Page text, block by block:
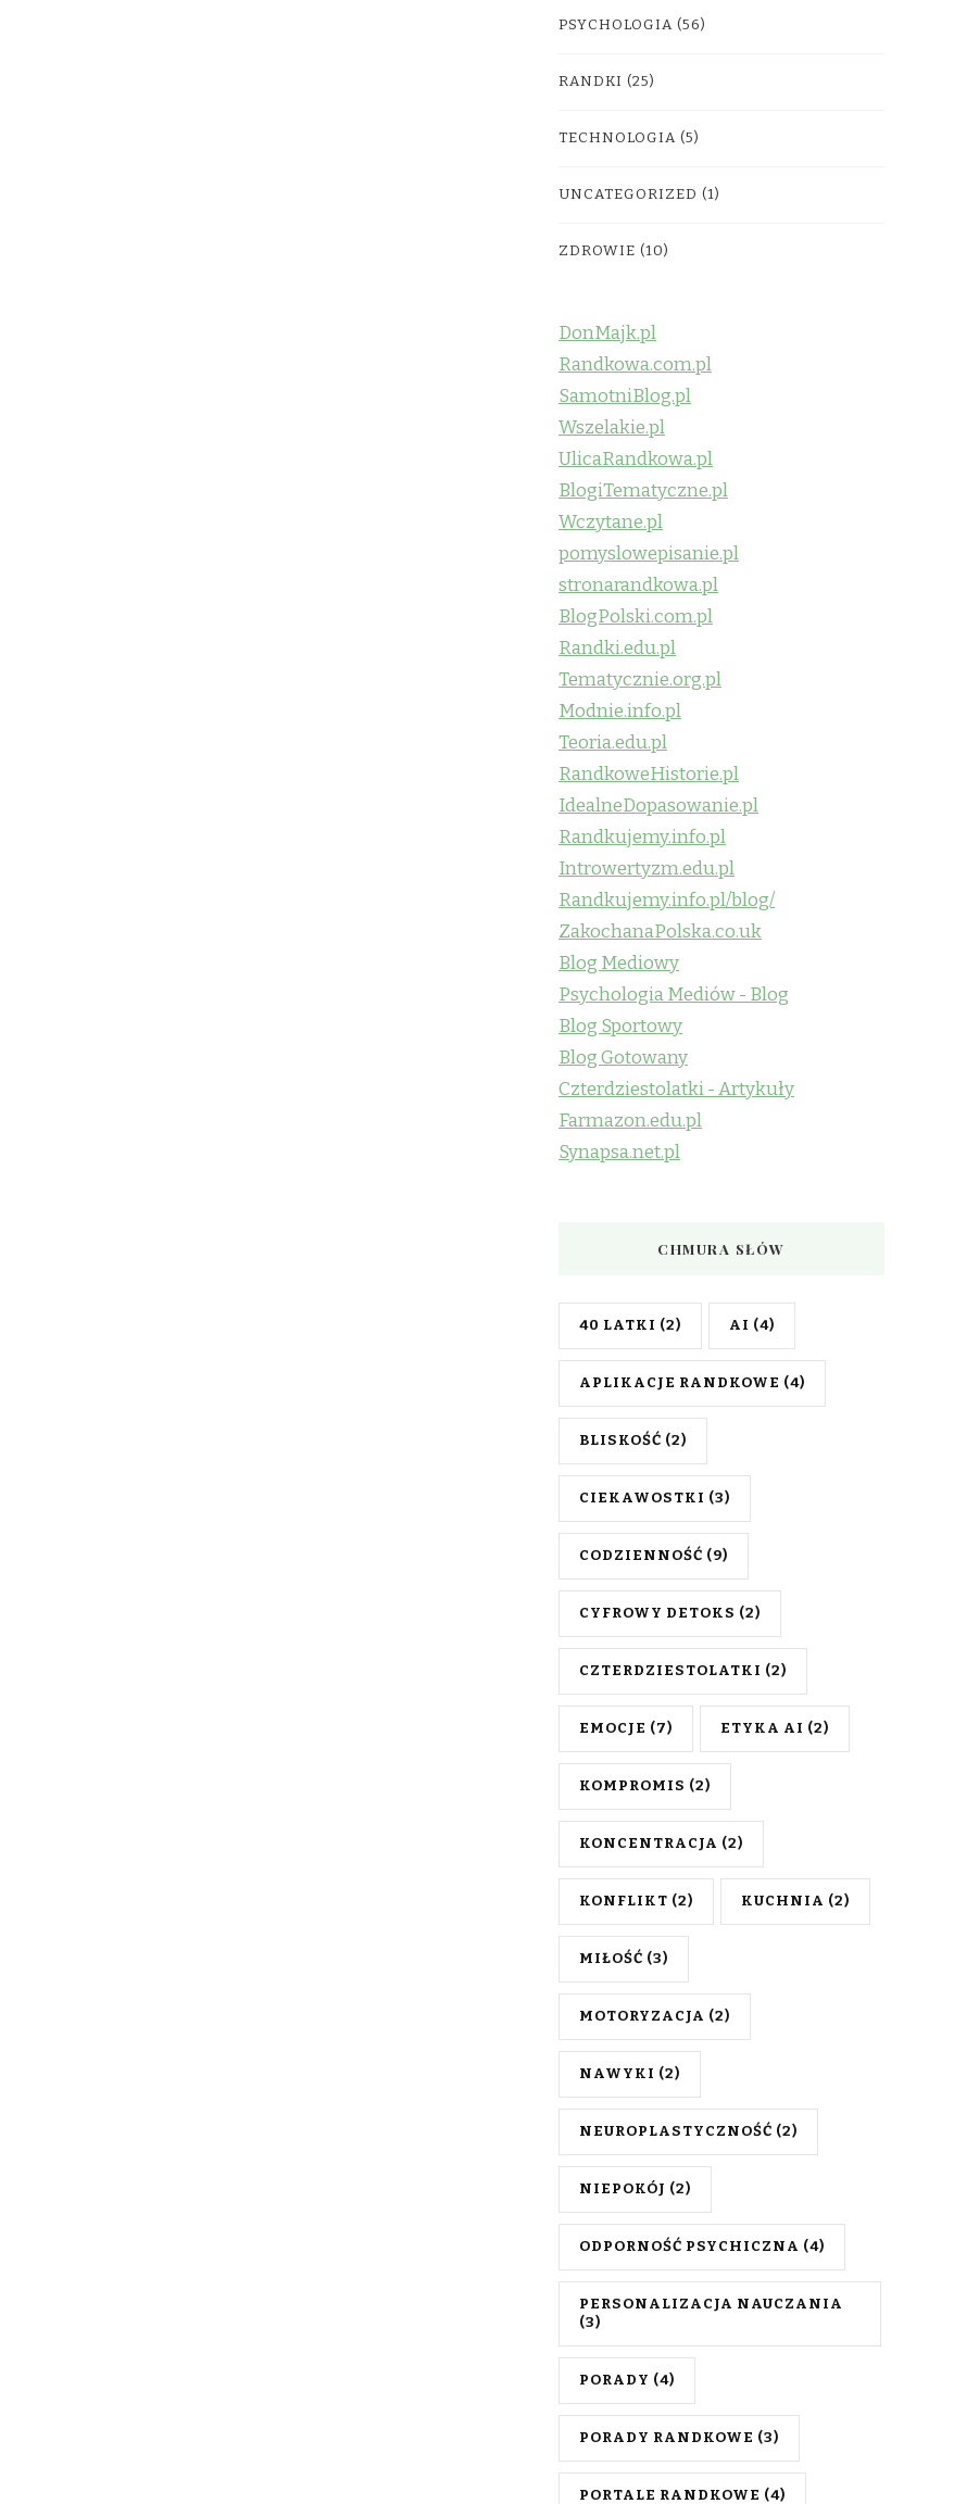
PSYCHOLOGIA (56)
RANDKI (25)
TECHNOLOGIA (5)
UNCATEGORIZED (1)
ZDROWIE (10)
DonMajk.pl
Randkowa.com.pl
SamotniBlog.pl
Wszelakie.pl
UlicaRandkowa.pl
BlogiTematyczne.pl
Wczytane.pl
pomyslowepisanie.pl
stronarandkowa.pl
BlogPolski.com.pl
Randki.edu.pl
Tematycznie.org.pl
Modnie.info.pl
Teoria.edu.pl
RandkoweHistorie.pl
IdealneDopasowanie.pl
Randkujemy.info.pl
Introwertyzm.edu.pl
Randkujemy.info.pl/blog/
ZakochanaPolska.co.uk
Blog Mediowy
Psychologia Mediów - Blog
Blog Sportowy
Blog Gotowany
Czterdziestolatki - Artykuły
Farmazon.edu.pl
Synapsa.net.pl
CHMURA SŁÓW
40 LATKI (2) AI (4)
APLIKACJE RANDKOWE (4)
BLISKOŚĆ (2)
CIEKAWOSTKI (3)
CODZIENNOŚĆ (9)
CYFROWY DETOKS (2)
CZTERDZIESTOLATKI (2)
EMOCJE (7) ETYKA AI (2)
KOMPROMIS (2)
KONCENTRACJA (2)
KONFLIKT (2) KUCHNIA (2)
MIŁOŚĆ (3)
MOTORYZACJA (2)
NAWYKI (2)
NEUROPLASTYCZNOŚĆ (2)
NIEPOKÓJ (2)
ODPORNOŚĆ PSYCHICZNA (4)
PERSONALIZACJA NAUCZANIA
(3)
PORADY (4)
PORADY RANDKOWE (3)
PORTALE RANDKOWE (4)